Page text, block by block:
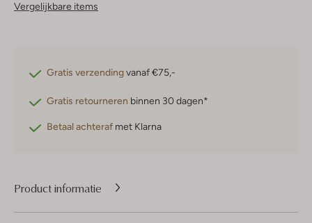
Vergelijkbare items
Gratis verzendingvanaf €75,-
Gratis retourneren binnen 30 dagen*
Betaal achteraf met Klarna
Product informatie